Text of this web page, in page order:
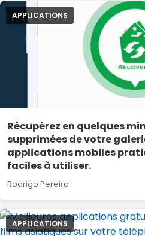
APPLICATIONS
Récupérez en quelques
supprimées de votre
applications mobiles
faciles à utiliser.
Rodrigo Pereira
APPLICATIONS